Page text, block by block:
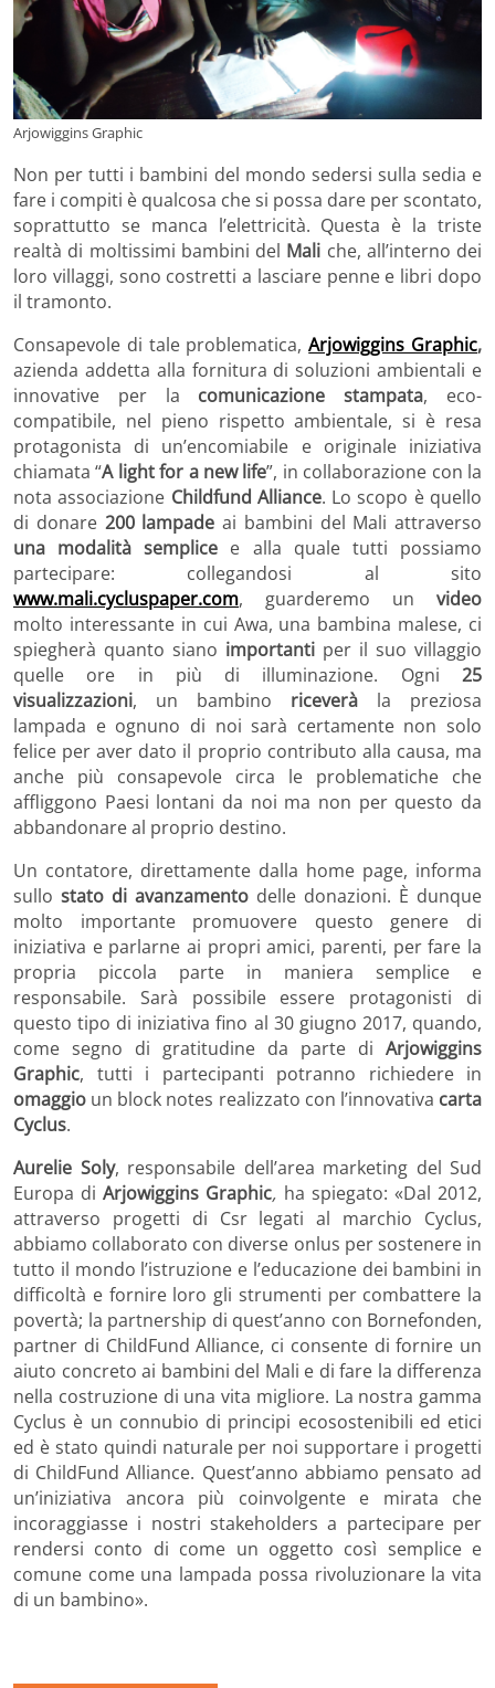
Arjowiggins Graphic
Non per tutti i bambini del mondo sedersi sulla sedia e
fare i compiti è qualcosa che si possa dare per scontato,
soprattutto se manca l’elettricità. Questa è la triste
realtà di moltissimi bambini del Mali che, all’interno dei
loro villaggi, sono costretti a lasciare penne e libri dopo
il tramonto.
Consapevole di tale problematica,Arjowiggins Graphic,
azienda addetta alla fornitura di soluzioni ambientali e
innovative per la comunicazione stampata, eco-
compatibile, nel pieno rispetto ambientale, si è resa
protagonista di un’encomiabile e originale iniziativa
chiamata “A light for a new life”, in collaborazione con la
nota associazione Childfund Alliance. Lo scopo è quello
di donare 200 lampade ai bambini del Mali attraverso
una modalità semplice e alla quale tutti possiamo
partecipare: collegandosi al sito
www.mali.cycluspaper.com, guarderemo un video
molto interessante in cui Awa, una bambina malese, ci
spiegherà quanto siano importanti per il suo villaggio
quelle ore in più di illuminazione. Ogni 25
visualizzazioni, un bambino riceverà la preziosa
lampada e ognuno di noi sarà certamente non solo
felice per aver dato il proprio contributo alla causa, ma
anche più consapevole circa le problematiche che
affliggono Paesi lontani da noi ma non per questo da
abbandonare al proprio destino.
Un contatore, direttamente dalla home page, informa
sullo stato di avanzamento delle donazioni. È dunque
molto importante promuovere questo genere di
iniziativa e parlarne ai propri amici, parenti, per fare la
propria piccola parte in maniera semplice e
responsabile. Sarà possibile essere protagonisti di
questo tipo di iniziativa fino al 30 giugno 2017, quando,
come segno di gratitudine da parte di Arjowiggins
Graphic, tutti i partecipanti potranno richiedere in
omaggio un block notes realizzato con l’innovativa carta
Cyclus.
Aurelie Soly, responsabile dell’area marketing del Sud
Europa diArjowiggins Graphic, ha spiegato: «Dal 2012,
attraverso progetti di Csr legati al marchio Cyclus,
abbiamo collaborato con diverse onlus per sostenere in
tutto il mondo l’istruzione e l’educazione dei bambini in
difficoltà e fornire loro gli strumenti per combattere la
povertà; la partnership di quest’anno con Bornefonden,
partner di ChildFund Alliance, ci consente di fornire un
aiuto concreto ai bambini del Mali e di fare la differenza
nella costruzione di una vita migliore. La nostra gamma
Cyclus è un connubio di principi ecosostenibili ed etici
ed è stato quindi naturale per noi supportare i progetti
di ChildFund Alliance. Quest’anno abbiamo pensato ad
un’iniziativa ancora più coinvolgente e mirata che
incoraggiasse i nostri stakeholders a partecipare per
rendersi conto di come un oggetto così semplice e
comune come una lampada possa rivoluzionare la vita
di un bambino».